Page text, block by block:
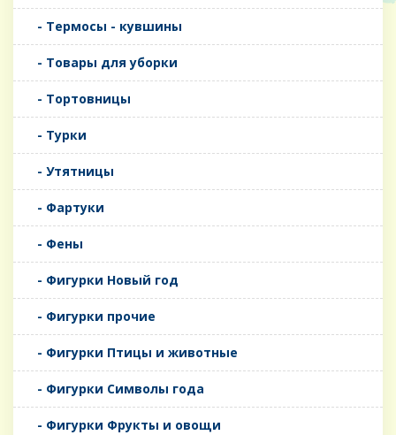
- Термосы - кувшины
- Товары для уборки
- Тортовницы
- Турки
- Утятницы
- Фартуки
- Фены
- Фигурки Новый год
- Фигурки прочие
- Фигурки Птицы и животные
- Фигурки Символы года
- Фигурки Фрукты и овощи